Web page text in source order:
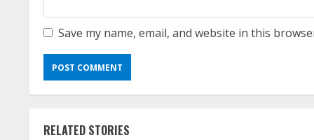
Save my name, email, and website in this
RELATED STORIES